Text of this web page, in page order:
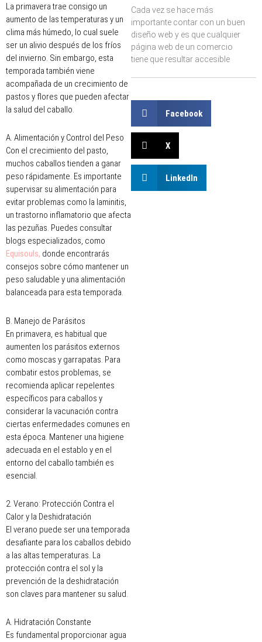
La primavera trae consigo un
aumento de las temperaturas y un
clima más húmedo, lo cual suele
ser un alivio después de los fríos
del invierno. Sin embargo, esta
temporada también viene
acompañada de un crecimiento de
pastos y flores que pueden afectar
la salud del caballo.
A. Alimentación y Control del Peso
Con el crecimiento del pasto,
muchos caballos tienden a ganar
peso rápidamente. Es importante
supervisar su alimentación para
evitar problemas como la laminitis,
un trastorno inflamatorio que afecta
las pezuñas. Puedes consultar
blogs especializados, como
Equisouls, donde encontrarás
consejos sobre cómo mantener un
peso saludable y una alimentación
balanceada para esta temporada.
B. Manejo de Parásitos
En primavera, es habitual que
aumenten los parásitos externos
como moscas y garrapatas. Para
combatir estos problemas, se
recomienda aplicar repelentes
específicos para caballos y
considerar la vacunación contra
ciertas enfermedades comunes en
esta época. Mantener una higiene
adecuada en el establo y en el
entorno del caballo también es
esencial.
2. Verano: Protección Contra el
Calor y la Deshidratación
El verano puede ser una temporada
desafiante para los caballos debido
a las altas temperaturas. La
protección contra el sol y la
prevención de la deshidratación
son claves para mantener su salud.
A. Hidratación Constante
Es fundamental proporcionar agua
Cada vez se hace más
importante contar con un buen
diseño web y es que cualquier
página web de un comercio
tiene que resultar accesible
Facebook
X
LinkedIn